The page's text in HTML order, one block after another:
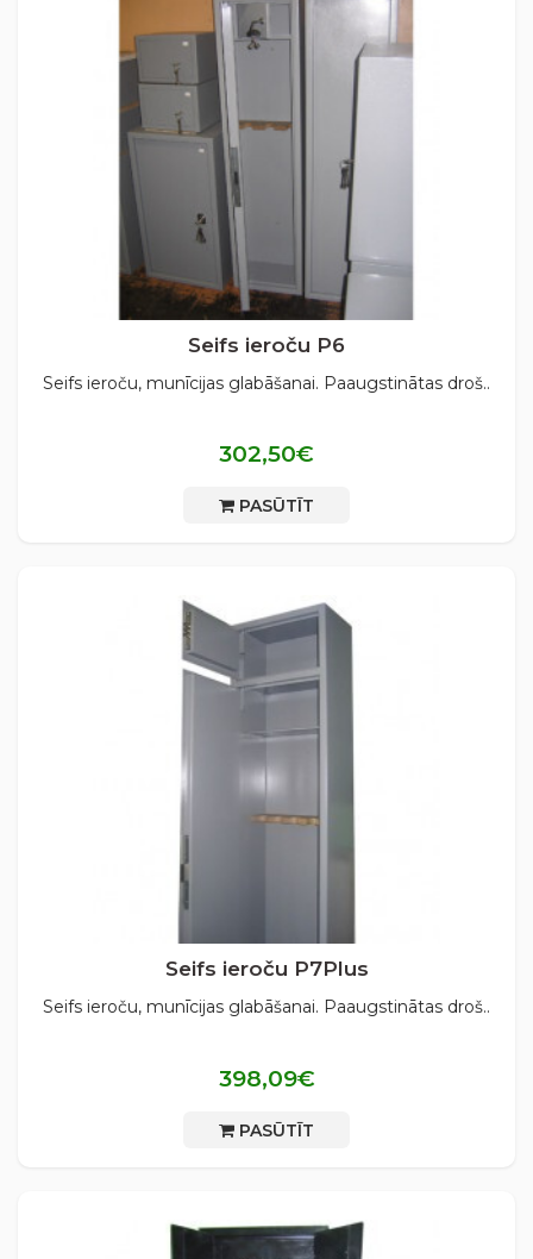
Seifs ieroču P6
Seifs ieroču, munīcijas glabāšanai. Paaugstinātas droš..
302,50€
PASŪTĪT
Seifs ieroču P7Plus
Seifs ieroču, munīcijas glabāšanai. Paaugstinātas droš..
398,09€
PASŪTĪT